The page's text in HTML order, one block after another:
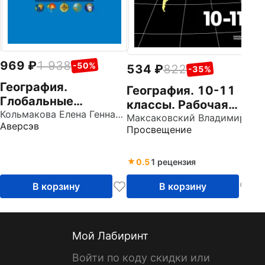
969 1 938 -50%
География.
Глобальные
проблемы
человечества. 11
Кольмакова Елена Геннадьевна
Аверсэв
В корзину
534 822 -35%
География. 10-11
классы. Рабочая
тетрадь. Базовый
уровень. ФГОС
Просвещение
0.51 рецензия
В корзину
Мой Лабиринт
Войти по коду скидки или